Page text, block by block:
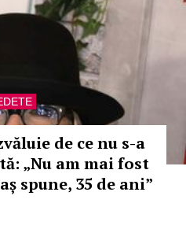
de ce nu s-a
„Nu am mai fost
spune, 35 de ani”